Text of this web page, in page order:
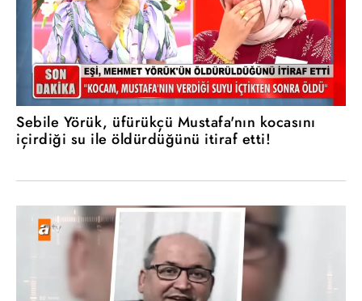
Sebile Yörük, üfürükçü Mustafa'nın kocasını
içirdiği su ile öldürdüğünü itiraf etti!